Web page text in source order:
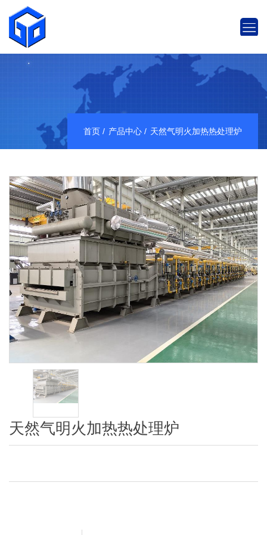
首页 产品中心 天然气明火加热热处理炉
天然气明火加热热处理炉